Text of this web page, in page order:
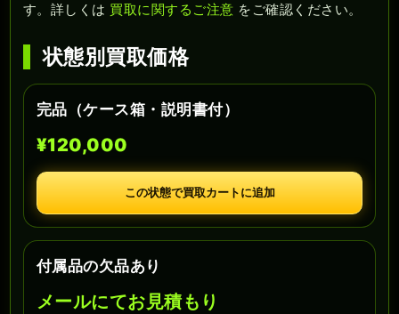
す。詳しくは 買取に関するご注意 をご確認ください。
状態別買取価格
完品（ケース箱・説明書付）
¥120,000
この状態で買取カートに追加
付属品の欠品あり
メールにてお見積もり